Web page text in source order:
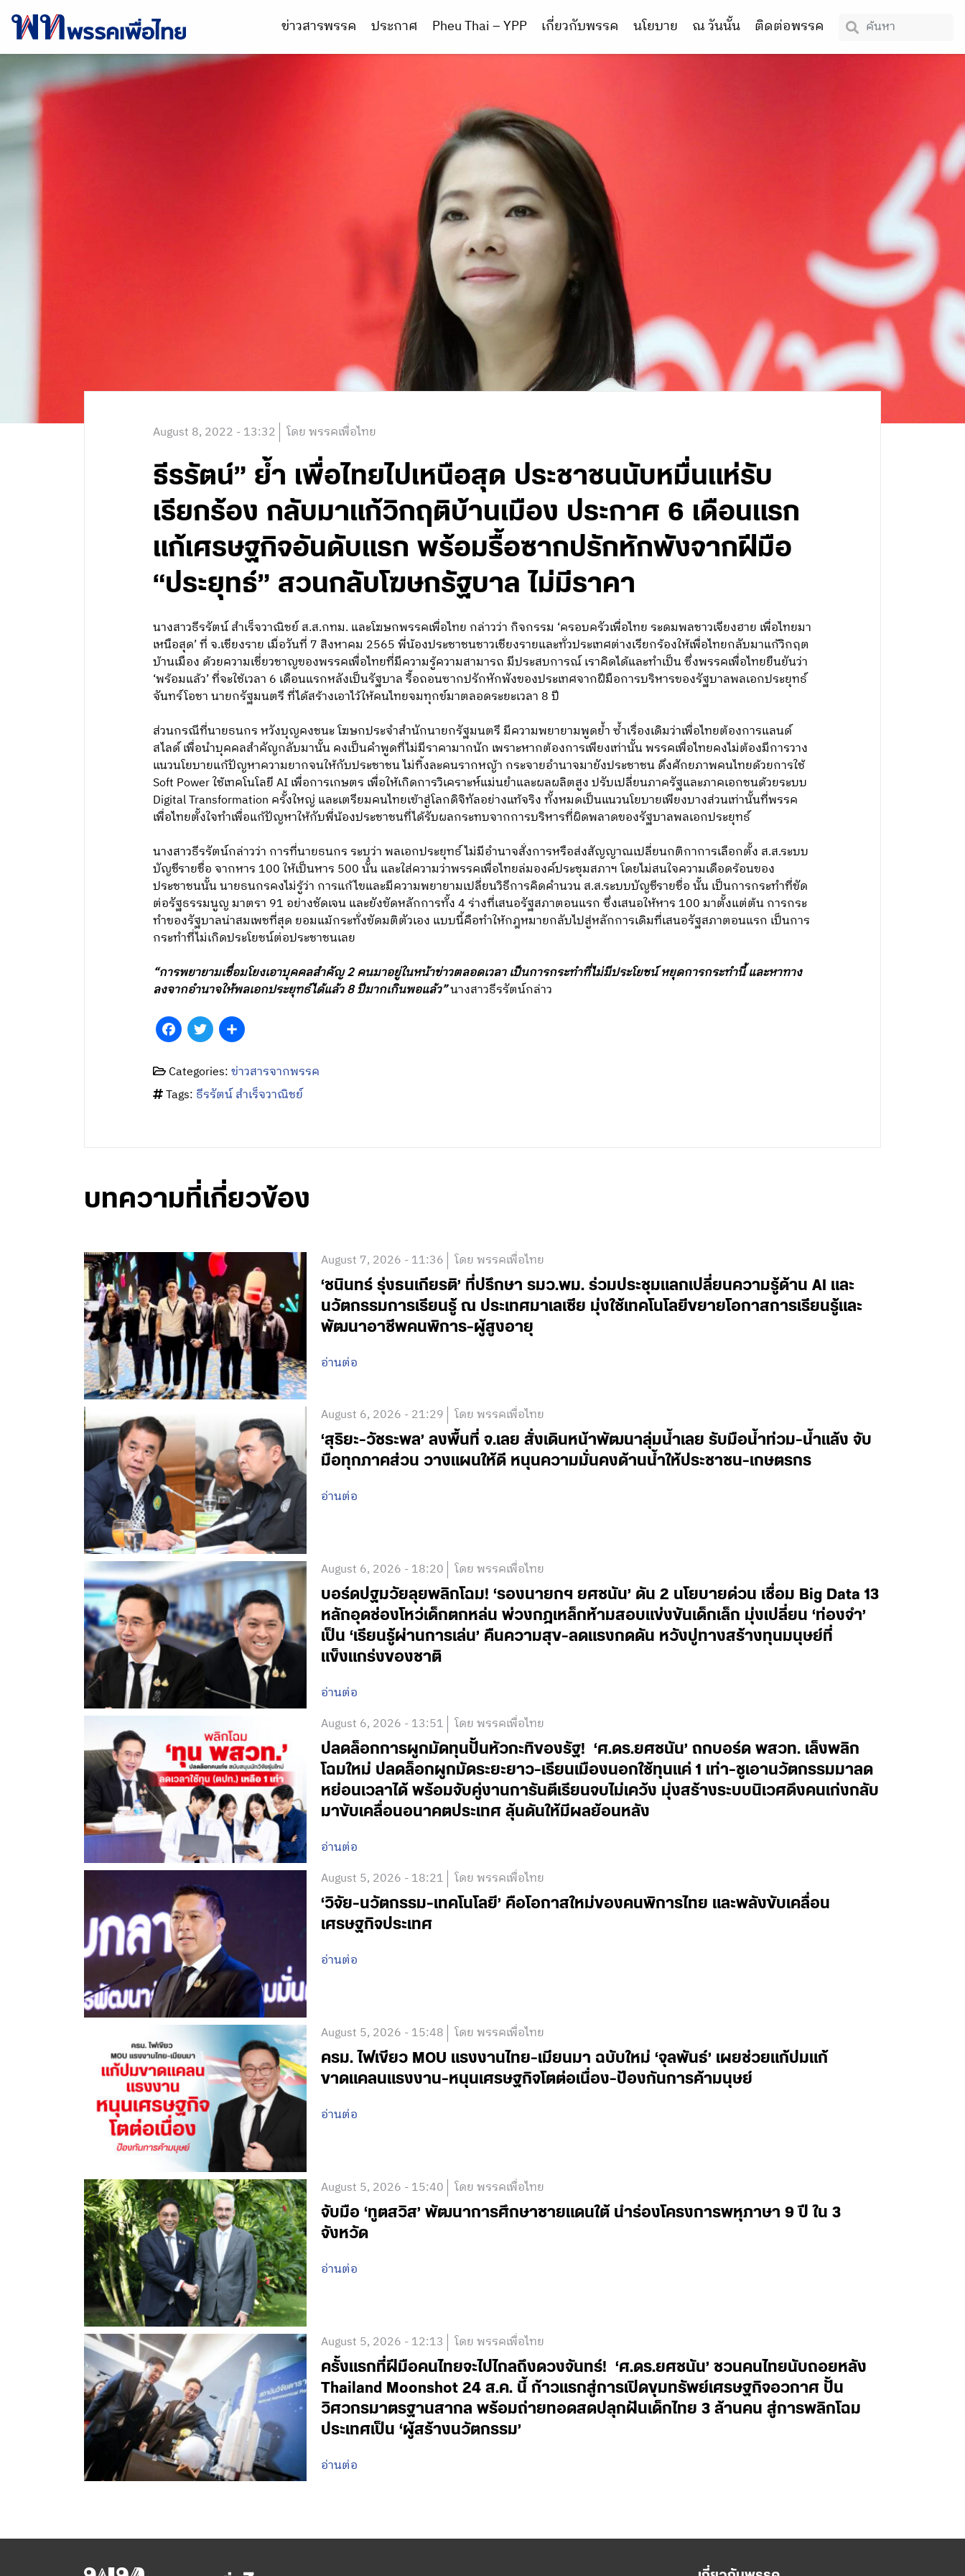
ข่าวสารพรรค ประกาศ Pheu Thai – YPP เกี่ยวกับพรรค นโยบาย ณ วันนั้น ติดต่อพรรค
August 8, 2022 - 13:32 โดย พรรคเพื่อไทย
ธีรรัตน์” ย้ำ เพื่อไทยไปเหนือสุด ประชาชนนับหมื่นแห่รับ
เรียกร้อง กลับมาแก้วิกฤติบ้านเมือง ประกาศ 6 เดือนแรก
แก้เศรษฐกิจอันดับแรก พร้อมรื้อซากปรักหักพังจากฝีมือ
“ประยุทธ์” สวนกลับโฆษกรัฐบาล ไม่มีราคา
นางสาวธีรรัตน์ สำเร็จวาณิชย์ ส.ส.กทม. และโฆษกพรรคเพื่อไทย กล่าวว่า กิจกรรม ‘ครอบครัวเพื่อไทย ระดมพลชาวเจียงฮาย เพื่อไทยมา
เหนือสุด’ ที่ จ.เชียงราย เมื่อวันที่ 7 สิงหาคม 2565 พี่น้องประชาชนชาวเชียงรายและทั่วประเทศต่างเรียกร้องให้เพื่อไทยกลับมาแก้วิกฤต
บ้านเมือง ด้วยความเชี่ยวชาญของพรรคเพื่อไทยที่มีความรู้ความสามารถ มีประสบการณ์ เราคิดได้และทำเป็น ซึ่งพรรคเพื่อไทยยืนยันว่า
‘พร้อมแล้ว’ ที่จะใช้เวลา 6 เดือนแรกหลังเป็นรัฐบาล รื้อถอนซากปรักหักพังของประเทศจากฝีมือการบริหารของรัฐบาลพลเอกประยุทธ์
จันทร์โอชา นายกรัฐมนตรี ที่ได้สร้างเอาไว้ให้คนไทยจมทุกข์มาตลอดระยะเวลา 8 ปี
ส่วนกรณีที่นายธนกร หวังบุญคงชนะ โฆษกประจำสำนักนายกรัฐมนตรี มีความพยายามพูดย้ำ ซ้ำเรื่องเดิมว่าเพื่อไทยต้องการแลนด์
สไลด์ เพื่อนำบุคคลสำคัญกลับมานั้น คงเป็นคำพูดที่ไม่มีราคามากนัก เพราะหากต้องการเพียงเท่านั้น พรรคเพื่อไทยคงไม่ต้องมีการวาง
แนวนโยบายแก้ปัญหาความยากจนให้กับประชาชน ไม่ทิ้งละคนรากหญ้า กระจายอำนาจมายังประชาชน ดึงศักยภาพคนไทยด้วยการใช้
Soft Power ใช้เทคโนโลยี AI เพื่อการเกษตร เพื่อให้เกิดการวิเคราะห์แม่นยำและผลผลิตสูง ปรับเปลี่ยนภาครัฐและภาคเอกชนด้วยระบบ
Digital Transformation ครั้งใหญ่ และเตรียมคนไทยเข้าสู่โลกดิจิทัลอย่างแท้จริง ทั้งหมดเป็นแนวนโยบายเพียงบางส่วนเท่านั้นที่พรรค
เพื่อไทยตั้งใจทำเพื่อแก้ปัญหาให้กับพี่น้องประชาชนที่ได้รับผลกระทบจากการบริหารที่ผิดพลาดของรัฐบาลพลเอกประยุทธ์
นางสาวธีรรัตน์กล่าวว่า การที่นายธนกร ระบุว่า พลเอกประยุทธ์ ไม่มีอำนาจสั่งการหรือส่งสัญญาณเปลี่ยนกติกาการเลือกตั้ง ส.ส.ระบบ
บัญชีรายชื่อ จากหาร 100 ให้เป็นหาร 500 นั้น และใส่ความว่าพรรคเพื่อไทยล่มองค์ประชุมสภาฯ โดยไม่สนใจความเดือดร้อนของ
ประชาชนนั้น นายธนกรคงไม่รู้ว่า การแก้ไขและมีความพยายามเปลี่ยนวิธีการคิดคำนวน ส.ส.ระบบบัญชีรายชื่อ นั้น เป็นการกระทำที่ขัด
ต่อรัฐธรรมนูญ มาตรา 91 อย่างชัดเจน และยังขัดหลักการทั้ง 4 ร่างที่เสนอรัฐสภาตอนแรก ซึ่งเสนอให้หาร 100 มาตั้งแต่ต้น การกระ
ทำของรัฐบาลน่าสมเพชที่สุด ยอมแม้กระทั่งขัดมติตัวเอง แบบนี้คือทำให้กฎหมายกลับไปสู่หลักการเดิมที่เสนอรัฐสภาตอนแรก เป็นการ
กระทำที่ไม่เกิดประโยชน์ต่อประชาชนเลย
“การพยายามเชื่อมโยงเอาบุคคลสำคัญ 2 คนมาอยู่ในหน้าข่าวตลอดเวลา เป็นการกระทำที่ไม่มีประโยชน์ หยุดการกระทำนี้ และหาทาง
ลงจากอำนาจให้พลเอกประยุทธ์ได้แล้ว 8 ปีมากเกินพอแล้ว”นางสาวธีรรัตน์กล่าว
Facebook
TwitterShare
Categories:ข่าวสารจากพรรค
Tags: ธีรรัตน์ สำเร็จวาณิชย์
บทความที่เกี่ยวข้อง
August 7, 2026 - 11:36 โดย พรรคเพื่อไทย
‘ชนินทร์ รุ่งธนเกียรติ’ ที่ปรึกษา รมว.พม. ร่วมประชุมแลกเปลี่ยนความรู้ด้าน AI และ
นวัตกรรมการเรียนรู้ ณ ประเทศมาเลเซีย มุ่งใช้เทคโนโลยีขยายโอกาสการเรียนรู้และ
พัฒนาอาชีพคนพิการ-ผู้สูงอายุ
อ่านต่อ
August 6, 2026 - 21:29 โดย พรรคเพื่อไทย
‘สุริยะ-วัชระพล’ ลงพื้นที่ จ.เลย สั่งเดินหน้าพัฒนาลุ่มน้ำเลย รับมือน้ำท่วม-น้ำแล้ง จับ
มือทุกภาคส่วน วางแผนให้ดี หนุนความมั่นคงด้านน้ำให้ประชาชน-เกษตรกร
อ่านต่อ
August 6, 2026 - 18:20 โดย พรรคเพื่อไทย
บอร์ดปฐมวัยลุยพลิกโฉม! ‘รองนายกฯ ยศชนัน’ ดัน 2 นโยบายด่วน เชื่อม Big Data 13
หลักอุดช่องโหว่เด็กตกหล่น พ่วงกฎเหล็กห้ามสอบแข่งขันเด็กเล็ก มุ่งเปลี่ยน ‘ท่องจำ’
เป็น ‘เรียนรู้ผ่านการเล่น’ คืนความสุข-ลดแรงกดดัน หวังปูทางสร้างทุนมนุษย์ที่
แข็งแกร่งของชาติ
อ่านต่อ
August 6, 2026 - 13:51 โดย พรรคเพื่อไทย
ปลดล็อกการผูกมัดทุนปั้นหัวกะทิของรัฐ! ‘ศ.ดร.ยศชนัน’ ถกบอร์ด พสวท. เล็งพลิก
โฉมใหม่ ปลดล็อกผูกมัดระยะยาว-เรียนเมืองนอกใช้ทุนแค่ 1 เท่า-ชูเอานวัตกรรมมาลด
หย่อนเวลาได้ พร้อมจับคู่งานการันตีเรียนจบไม่เคว้ง มุ่งสร้างระบบนิเวศดึงคนเก่งกลับ
มาขับเคลื่อนอนาคตประเทศ ลุ้นดันให้มีผลย้อนหลัง
อ่านต่อ
August 5, 2026 - 18:21 โดย พรรคเพื่อไทย
‘วิจัย-นวัตกรรม-เทคโนโลยี’ คือโอกาสใหม่ของคนพิการไทย และพลังขับเคลื่อน
เศรษฐกิจประเทศ
อ่านต่อ
August 5, 2026 - 15:48 โดย พรรคเพื่อไทย
ครม. ไฟเขียว MOU แรงงานไทย-เมียนมา ฉบับใหม่ ‘จุลพันธ์’ เผยช่วยแก้ปมแก้
ขาดแคลนแรงงาน-หนุนเศรษฐกิจโตต่อเนื่อง-ป้องกันการค้ามนุษย์
อ่านต่อ
August 5, 2026 - 15:40 โดย พรรคเพื่อไทย
จับมือ ‘ทูตสวิส’ พัฒนาการศึกษาชายแดนใต้ นำร่องโครงการพหุภาษา 9 ปี ใน 3
จังหวัด
อ่านต่อ
August 5, 2026 - 12:13 โดย พรรคเพื่อไทย
ครั้งแรกที่ฝีมือคนไทยจะไปไกลถึงดวงจันทร์! ‘ศ.ดร.ยศชนัน’ ชวนคนไทยนับถอยหลัง
Thailand Moonshot 24 ส.ค. นี้ ก้าวแรกสู่การเปิดขุมทรัพย์เศรษฐกิจอวกาศ ปั้น
วิศวกรมาตรฐานสากล พร้อมถ่ายทอดสดปลุกฝันเด็กไทย 3 ล้านคน สู่การพลิกโฉม
ประเทศเป็น ‘ผู้สร้างนวัตกรรม’
อ่านต่อ